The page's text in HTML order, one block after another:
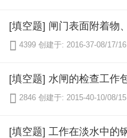
 4399 创建于: 2016-37-08/17/16
 2846 创建于: 2015-40-10/08/15